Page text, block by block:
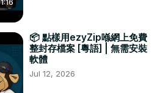
1:16
📦 點樣用ezyZip喺網上免費
整封存檔案 [粵語] | 無需安裝
軟體
Jul 12, 2026